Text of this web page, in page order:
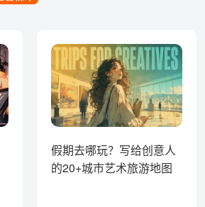
假期去哪玩？写给创意人
的20+城市艺术旅游地图